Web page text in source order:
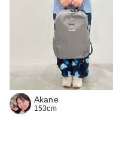
Akane
153cm